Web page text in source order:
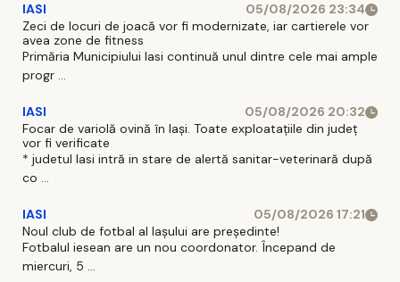
IASI
05/08/2026 23:34
Zeci de locuri de joacă vor fi modernizate, iar cartierele vor
avea zone de fitness
Primăria Municipiului Iasi continuă unul dintre cele mai ample
progr ...
IASI
05/08/2026 20:32
Focar de variolă ovină în Iași. Toate exploatațiile din județ
vor fi verificate
* judetul Iasi intră in stare de alertă sanitar-veterinară după
co ...
IASI
05/08/2026 17:21
Noul club de fotbal al Iașului are președinte!
Fotbalul iesean are un nou coordonator. Începand de
miercuri, 5 ...